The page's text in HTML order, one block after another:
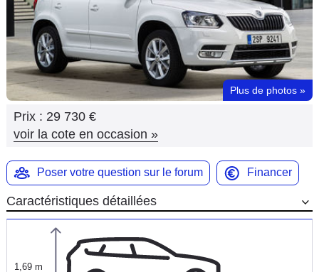
Auto
Services
Forum
Moto
Marques
Plus de photos »
Prix : 29 730 €
voir la cote en occasion »
Poser votre question sur le forum Financer
Caractéristiques détaillées
1,69 m